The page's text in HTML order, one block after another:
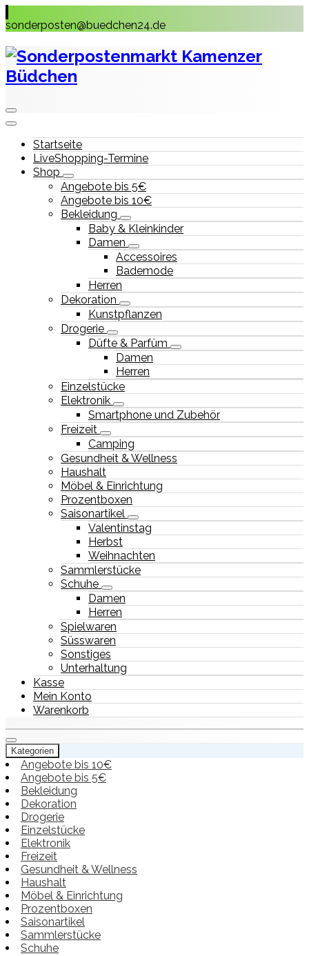
to
sonderposten@buedchen24.de
Startseite
LiveShopping-Termine
Shop
Angebote bis 5€
Angebote bis 10€
Bekleidung
Baby & Kleinkinder
Damen
Accessoires
Bademode
Herren
Dekoration
Kunstpflanzen
Drogerie
Düfte & Parfüm
Damen
Herren
Einzelstücke
Elektronik
Smartphone und Zubehör
Freizeit
Camping
Gesundheit & Wellness
Haushalt
Möbel & Einrichtung
Prozentboxen
Saisonartikel
Valentinstag
Herbst
Weihnachten
Sammlerstücke
Schuhe
Damen
Herren
Spielwaren
Süsswaren
Sonstiges
Unterhaltung
Kasse
Mein Konto
Warenkorb
Kategorien
Angebote bis 10€
Angebote bis 5€
Bekleidung
Dekoration
Drogerie
Einzelstücke
Elektronik
Freizeit
Gesundheit & Wellness
Haushalt
Möbel & Einrichtung
Prozentboxen
Saisonartikel
Sammlerstücke
Schuhe